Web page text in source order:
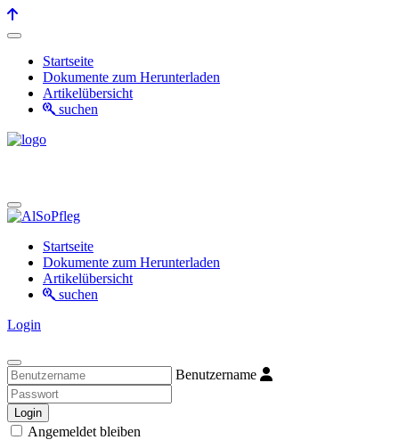
Startseite
Dokumente zum Herunterladen
Artikelübersicht
suchen
Startseite
Dokumente zum Herunterladen
Artikelübersicht
suchen
Login
Benutzername
Login
Angemeldet bleiben